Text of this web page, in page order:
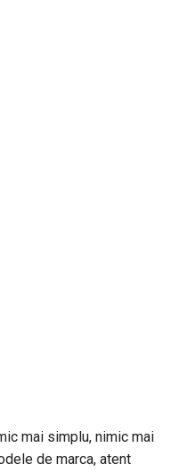
mai simplu, nimic mai
de marca, atent